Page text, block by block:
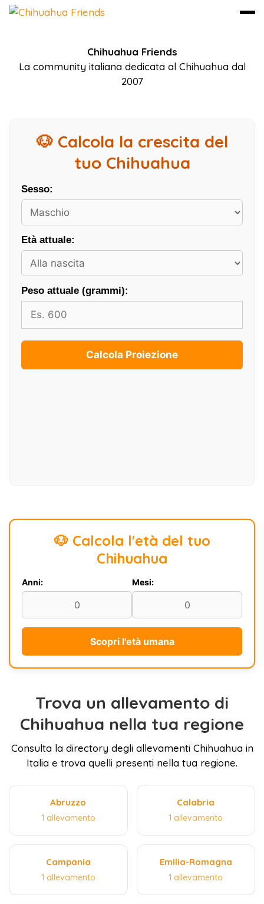
Chihuahua Friends
La community italiana dedicata al Chihuahua dal
2007
🐶 Calcola la crescita del
tuo Chihuahua
Sesso:
Età attuale:
Peso attuale (grammi):
Calcola Proiezione
🐶 Calcola l'età del tuo
Chihuahua
Anni: Mesi:
Scopri l'età umana
Trova un allevamento di
Chihuahua nella tua regione
Consulta la directory degli allevamenti Chihuahua in
Italia e trova quelli presenti nella tua regione.
Abruzzo
1 allevamento
Calabria
1 allevamento
Campania
1 allevamento
Emilia-Romagna
1 allevamento